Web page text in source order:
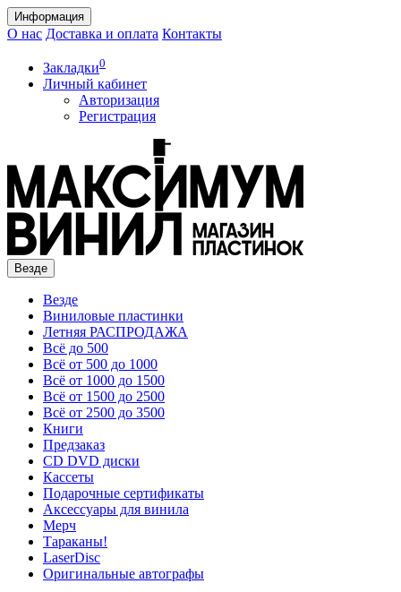
Информация
О нас Доставка и оплата Контакты
Закладки0
Личный кабинет
Авторизация
Регистрация
Везде
Везде
Виниловые пластинки
Летняя РАСПРОДАЖА
Всё до 500
Всё от 500 до 1000
Всё от 1000 до 1500
Всё от 1500 до 2500
Всё от 2500 до 3500
Книги
Предзаказ
CD DVD диски
Кассеты
Подарочные сертификаты
Аксессуары для винила
Мерч
Тараканы!
LaserDisc
Оригинальные автографы